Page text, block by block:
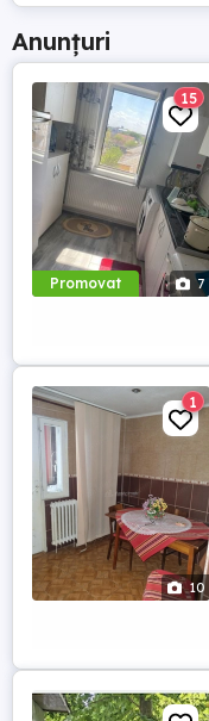
Anunțuri
Promovat 7
15
10
1